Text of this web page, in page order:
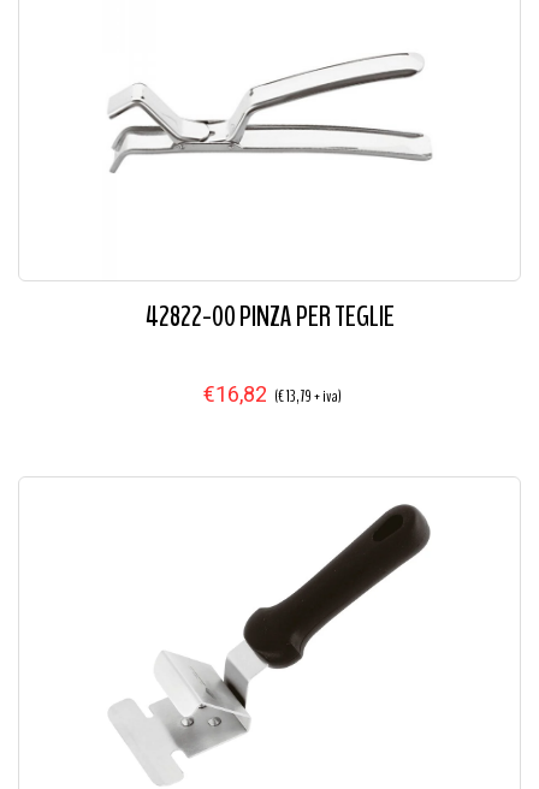
42822-00 PINZA PER TEGLIE
€16,82 (€ 13,79 + iva)